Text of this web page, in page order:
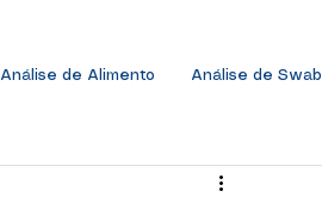
Análise de Alimento Análise de Swab